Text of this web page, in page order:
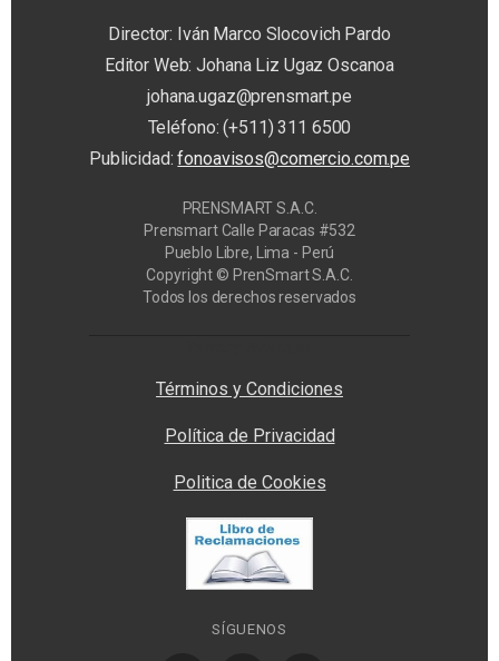
Director: Iván Marco Slocovich Pardo
Editor Web: Johana Liz Ugaz Oscanoa
johana.ugaz@prensmart.pe
Teléfono: (+511) 311 6500
Publicidad:fonoavisos@comercio.com.pe
PRENSMART S.A.C.
Prensmart Calle Paracas #532
Pueblo Libre, Lima - Perú
Copyright © PrenSmart S.A.C.
Todos los derechos reservados
Términos y Condiciones
Política de Privacidad
Politica de Cookies
SÍGUENOS